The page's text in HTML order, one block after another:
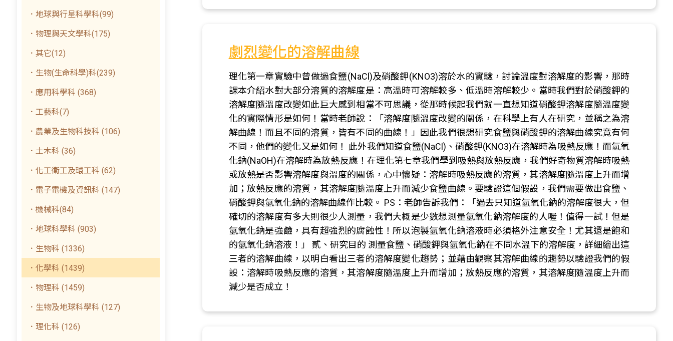
．地球與行星科學科(99)
．物理與天文學科(175)
．其它(12)
．生物(生命科學)科(239)
．應用科學科 (368)
．工藝科(7)
．農業及生物科技科 (106)
．土木科 (36)
．化工衛工及環工科 (62)
．電子電機及資訊科 (147)
．機械科(84)
．地球科學科 (903)
．生物科 (1336)
．化學科 (1439)
．物理科 (1459)
．生物及地球科學科 (127)
．理化科 (126)
劇烈變化的溶解曲線
理化第一章實驗中曾做過食鹽(NaCl)及硝酸鉀(KNO3)溶於水的實驗，討論溫度對溶解度的影響，那時
課本介紹水對大部分溶質的溶解度是：高溫時可溶解較多、低溫時溶解較少。當時我們對於硝酸鉀的
溶解度隨溫度改變如此巨大感到相當不可思議，從那時候起我們就一直想知道硝酸鉀溶解度隨溫度變
化的實際情形是如何！當時老師說：「溶解度隨溫度改變的關係，在科學上有人在研究，並稱之為溶
解曲線！而且不同的溶質，皆有不同的曲線！」因此我們很想研究食鹽與硝酸鉀的溶解曲線究竟有何
不同，他們的變化又是如何！ 此外我們知道食鹽(NaCl)、硝酸鉀(KNO3)在溶解時為吸熱反應！而氫氧
化鈉(NaOH)在溶解時為放熱反應！在理化第七章我們學到吸熱與放熱反應，我們好奇物質溶解時吸熱
或放熱是否影響溶解度與溫度的關係，心中懷疑：溶解時吸熱反應的溶質，其溶解度隨溫度上升而增
加；放熱反應的溶質，其溶解度隨溫度上升而減少食鹽曲線。要驗證這個假設，我們需要做出食鹽、
硝酸鉀與氫氧化鈉的溶解曲線作比較。 PS：老師告訴我們：「過去只知道氫氧化鈉的溶解度很大，但
確切的溶解度有多大則很少人測量，我們大概是少數想測量氫氧化鈉溶解度的人喔！值得一試！但是
氫氧化鈉是強鹼，具有超強烈的腐蝕性！所以泡製氫氧化鈉溶液時必須格外注意安全！尤其還是飽和
的氫氧化鈉溶液！」 貳、研究目的 測量食鹽、硝酸鉀與氫氧化鈉在不同水溫下的溶解度，詳細繪出這
三者的溶解曲線，以明白看出三者的溶解度變化趨勢；並藉由觀察其溶解曲線的趨勢以驗證我們的假
設：溶解時吸熱反應的溶質，其溶解度隨溫度上升而增加；放熱反應的溶質，其溶解度隨溫度上升而
減少是否成立！